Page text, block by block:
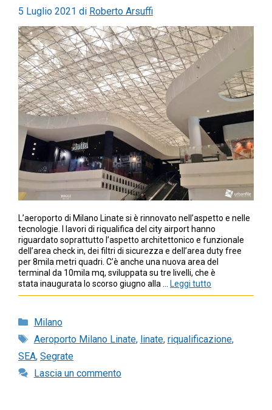
5 Luglio 2021 di Roberto Arsuffi
L’aeroporto di Milano Linate si è rinnovato nell’aspetto e nelle
tecnologie. I lavori di riqualifica del city airport hanno
riguardato soprattutto l’aspetto architettonico e funzionale
dell’area check in, dei filtri di sicurezza e dell’area duty free
per 8mila metri quadri. C’è anche una nuova area del
terminal da 10mila mq, sviluppata su tre livelli, che è
stata inaugurata lo scorso giugno alla … Leggi tutto
Categorie
Milano
Tag
Aeroporto Milano Linate, linate, riqualificazione,
SEA, Segrate
Lascia un commento